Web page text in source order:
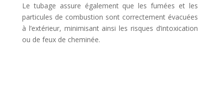
Le tubage assure également que les fumées et les
particules de combustion sont correctement évacuées
à l’extérieur, minimisant ainsi les risques d’intoxication
ou de feux de cheminée.